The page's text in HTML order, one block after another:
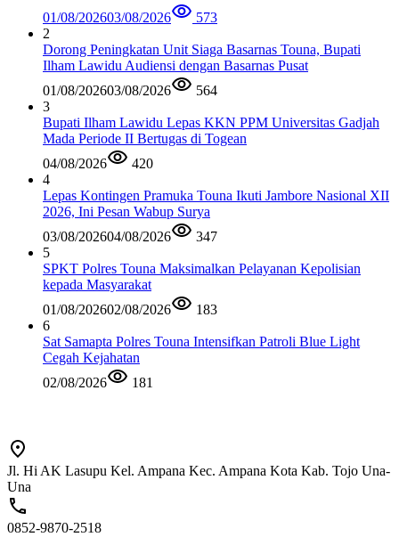
01/08/202603/08/2026
573
2
Dorong Peningkatan Unit Siaga Basarnas Touna, Bupati
Ilham Lawidu Audiensi dengan Basarnas Pusat
01/08/202603/08/2026
564
3
Bupati Ilham Lawidu Lepas KKN PPM Universitas Gadjah
Mada Periode II Bertugas di Togean
04/08/2026
420
4
Lepas Kontingen Pramuka Touna Ikuti Jambore Nasional XII
2026, Ini Pesan Wabup Surya
03/08/202604/08/2026
347
5
SPKT Polres Touna Maksimalkan Pelayanan Kepolisian
kepada Masyarakat
01/08/202602/08/2026
183
6
Sat Samapta Polres Touna Intensifkan Patroli Blue Light
Cegah Kejahatan
02/08/2026
181
Jl. Hi AK Lasupu Kel. Ampana Kec. Ampana Kota Kab. Tojo Una-
Una
0852-9870-2518